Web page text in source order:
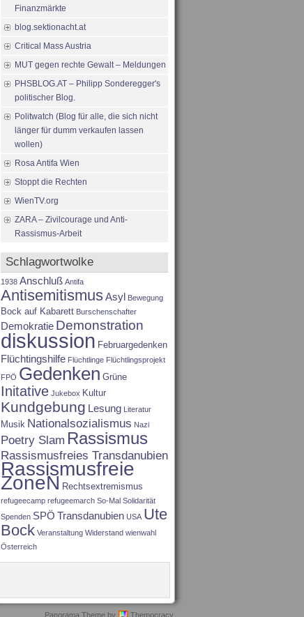
Finanzmärkte
blog.sektionacht.at
Critical Mass Austria
MUT gegen rechte Gewalt – Meldungen
PHSBLOG.AT – Philipp Sonderegger's
politischer Blog.
Politwatch (Blog für alle, die sich nicht
länger für dumm verkaufen lassen
wollen)
Rosa Antifa Wien
Stoppt die Rechten
WienTV.org
ZARA – Zivilcourage und Anti-
Rassismus-Arbeit
Schlagwortwolke
1938 Anschluß Antifa
AntisemitismusAsyl Bewegung
Bock auf Kabarett Burschenschafter
Demokratie Demonstration
diskussion Februargedenken
Flüchtingshilfe Flüchtlinge Flüchtlingsprojekt
FPÖ Gedenken Grüne
Initative Jukebox Kultur
Kundgebung Lesung Literatur
Musik Nationalsozialismus Nazi
Poetry Slam Rassismus
Rassismusfreies Transdanubien
Rassismusfreie
ZoneN Rechtsextremismus
refugeecamp refugeemarch So-Mal Solidarität
Spenden SPÖ Transdanubien USA Ute
Bock Veranstaltung Widerstand wienwahl
Österreich
Panorama Theme by Themocracy